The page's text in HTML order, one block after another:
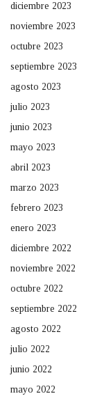
diciembre 2023
noviembre 2023
octubre 2023
septiembre 2023
agosto 2023
julio 2023
junio 2023
mayo 2023
abril 2023
marzo 2023
febrero 2023
enero 2023
diciembre 2022
noviembre 2022
octubre 2022
septiembre 2022
agosto 2022
julio 2022
junio 2022
mayo 2022